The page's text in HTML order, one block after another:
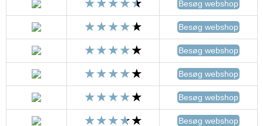
Besøg webshop
Besøg webshop
Besøg webshop
Besøg webshop
Besøg webshop
Besøg webshop